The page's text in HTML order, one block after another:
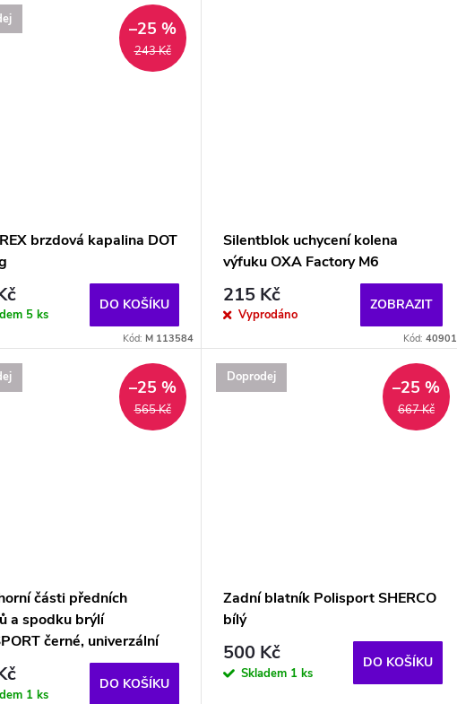
243 Kč
–25 %
brzdová kapalina DOT
5 ks
DO KOŠÍKU
Kód: M 113584
Silentblok uchycení kolena
výfuku OXA Factory M6
215 Kč
Vyprodáno
ZOBRAZIT
Kód: 40901
565 Kč
–25 %
části předních
a spodku brýlí
černé, univerzální
1 ks
DO KOŠÍKU
Doprodej
667 Kč
–25 %
Zadní blatník Polisport SHERCO
bílý
500 Kč
Skladem 1 ks
DO KOŠÍKU